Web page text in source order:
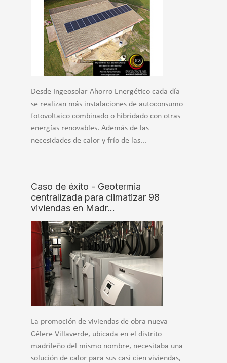
Desde Ingeosolar Ahorro Energético cada día
se realizan más instalaciones de autoconsumo
fotovoltaico combinado o hibridado con otras
energías renovables. Además de las
necesidades de calor y frío de las...
Caso de éxito - Geotermia
centralizada para climatizar 98
viviendas en Madr…
La promoción de viviendas de obra nueva
Célere Villaverde, ubicada en el distrito
madrileño del mismo nombre, necesitaba una
solución de calor para sus casi cien viviendas,